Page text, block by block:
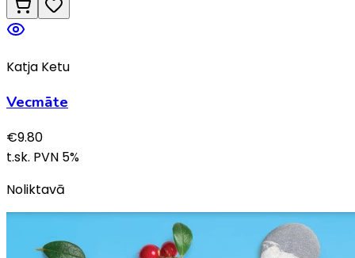
Katja Ketu
Vecmāte
€9.80
t.sk. PVN 5%
Noliktavā